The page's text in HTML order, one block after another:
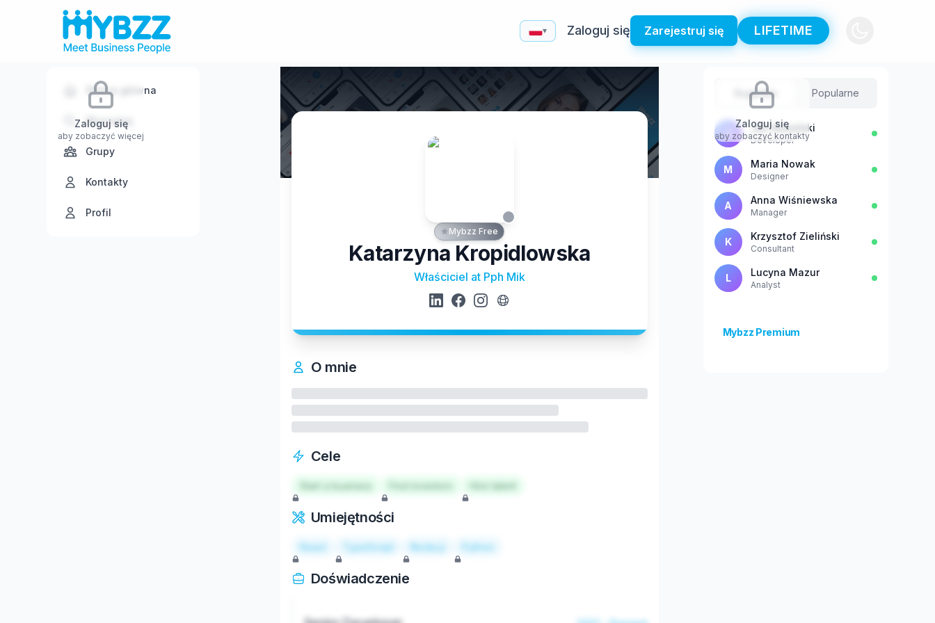
▾ Zaloguj się Zarejestruj się LIFETIME
Zaloguj się
aby zobaczyć więcej
Strona główna
Wyszukaj
Grupy
Kontakty
Profil
Mybzz Free
Katarzyna Kropidlowska
Właściciel at Pph Mik
O mnie
Cele
Start a business Hire talent
Umiejętności
React TypeScript Node.js Python
Doświadczenie
Zaloguj się
aby zobaczyć kontakty
Sugestie Popularne
J Jan Kowalski
Developer
M Maria Nowak
Designer
A Anna Wiśniewska
Manager
K Krzysztof Zieliński
Consultant
L Lucyna Mazur
Analyst
Mybzz Premium